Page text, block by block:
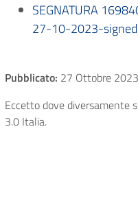
SEGNATURA
27-10-2023-
Pubblicato: 27 Ottobre 2023
Eccetto dove diversamente
3.0 Italia.